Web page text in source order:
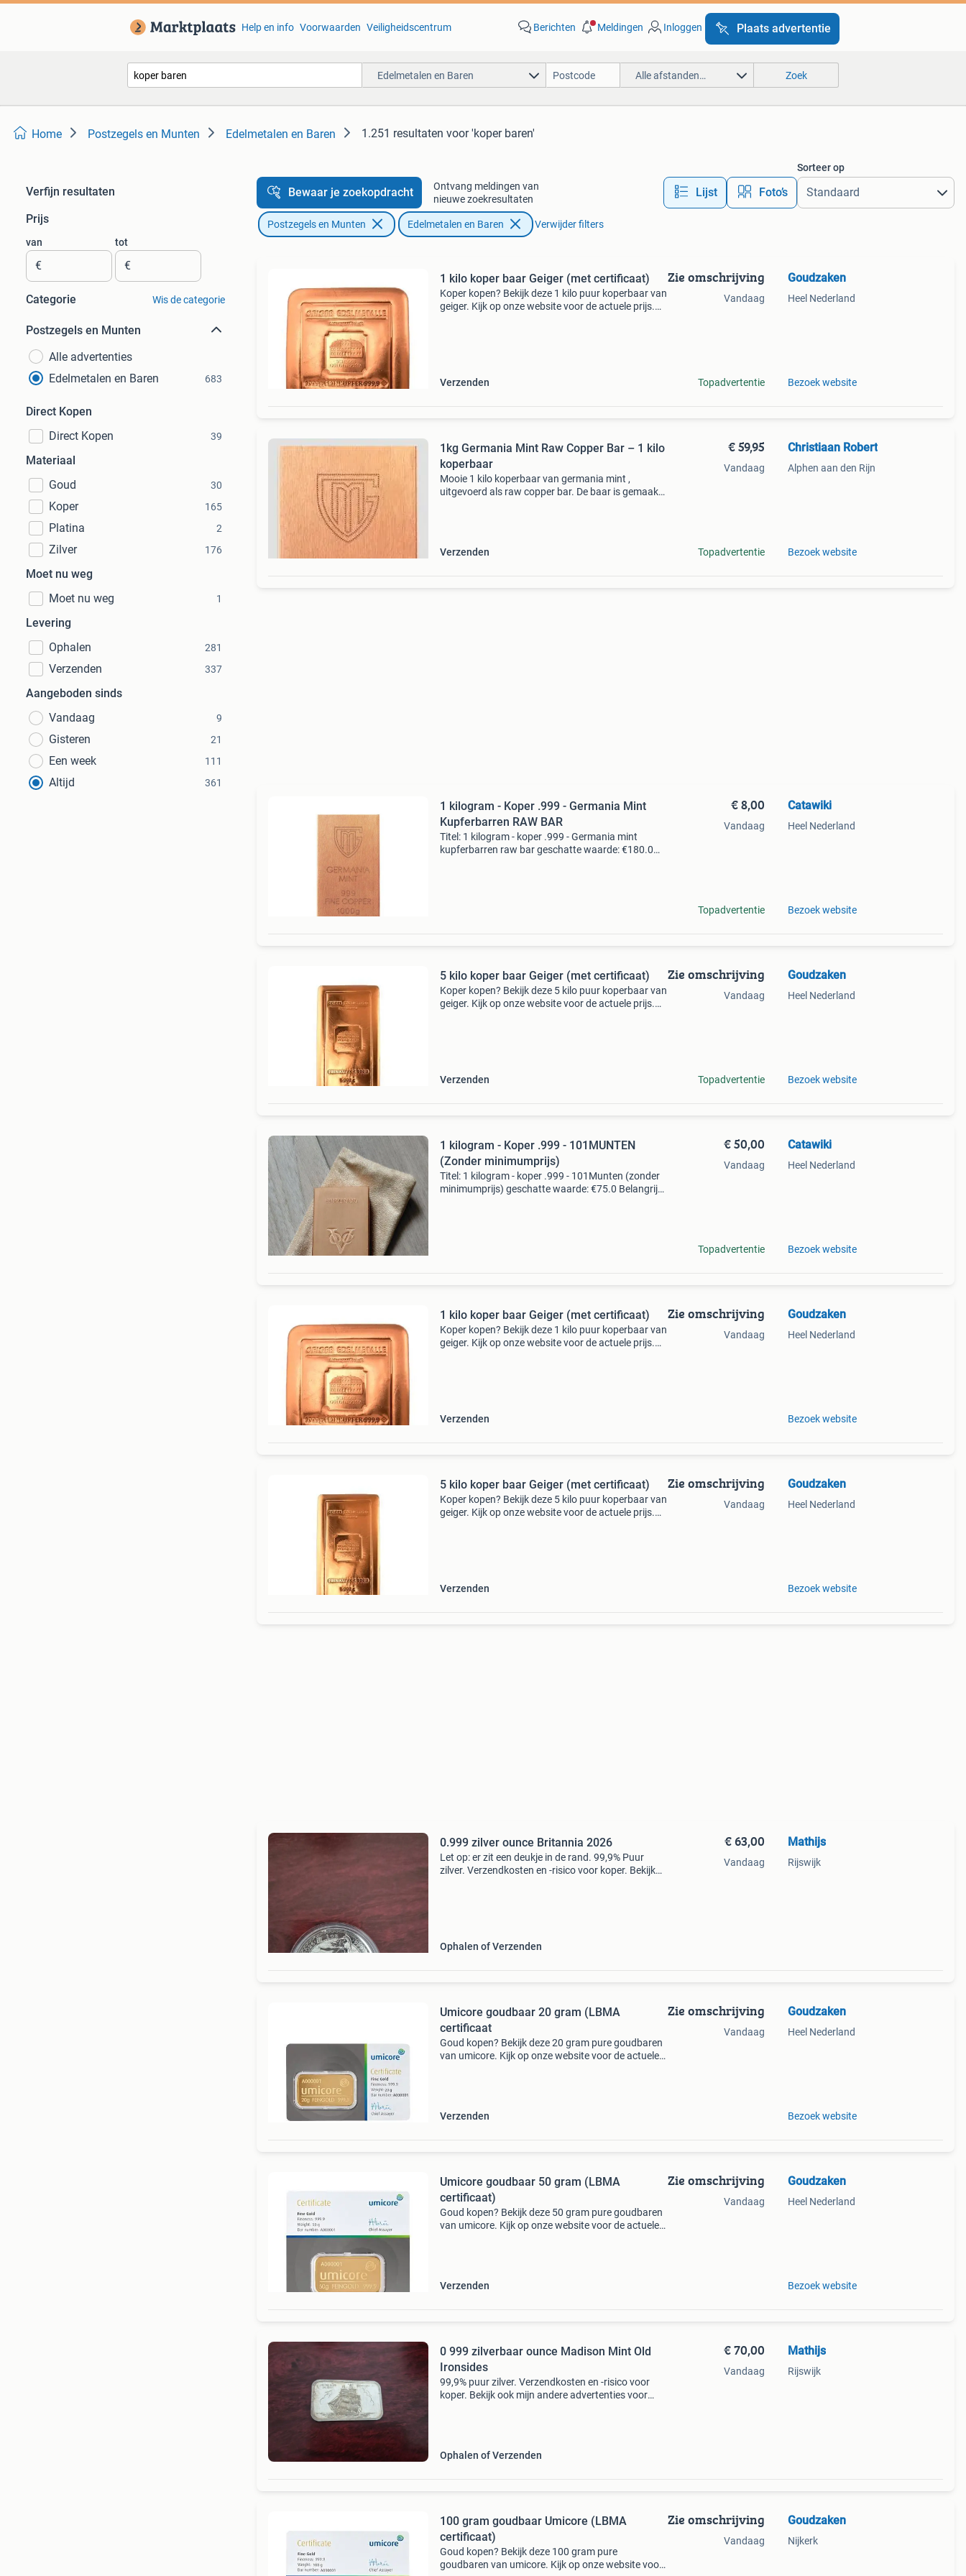
Help en info Voorwaarden Veiligheidscentrum Berichten Meldingen Inloggen Plaats advertentie
Edelmetalen en Baren Alle afstanden… Zoek
Home Postzegels en Munten Edelmetalen en Baren 1.251 resultaten voor 'koper baren'
Verfijn resultaten
Prijs
van
€
tot
€
Categorie Wis de categorie
Postzegels en Munten
Alle advertenties
Edelmetalen en Baren
683
Direct Kopen
Direct Kopen
39
Materiaal
Goud
30
Koper 165
Platina 2
Zilver 176
Moet nu weg
Moet nu weg
1
Levering
Ophalen
281
Verzenden 337
Aangeboden sinds
Vandaag
9
Gisteren 21
Een week 111
Altijd 361
Bewaar je zoekopdracht
Ontvang meldingen van
nieuwe zoekresultaten
Lijst Foto’s
Sorteer op
Postzegels en Munten Edelmetalen en Baren Verwijder filters
1 kilo koper baar Geiger (met certificaat)
Koper kopen? Bekijk deze 1 kilo puur koperbaar van
geiger. Kijk op onze website voor de actuele prijs.
Verzenden
Zie omschrijving
Vandaag
Topadvertentie
Goudzaken
Heel Nederland
Bezoek website
1kg Germania Mint Raw Copper Bar – 1 kilo
koperbaar
Mooie 1 kilo koperbaar van germania mint ,
uitgevoerd als raw copper bar. De baar is gemaakt
Verzenden
€ 59,95
Vandaag
Topadvertentie
Christiaan Robert
Alphen aan den Rijn
Bezoek website
1 kilogram - Koper .999 - Germania Mint
Kupferbarren RAW BAR
Titel: 1 kilogram - koper .999 - Germania mint
kupferbarren raw bar geschatte waarde: €180.0
€ 8,00
Vandaag
Topadvertentie
Catawiki
Heel Nederland
Bezoek website
5 kilo koper baar Geiger (met certificaat)
Koper kopen? Bekijk deze 5 kilo puur koperbaar van
geiger. Kijk op onze website voor de actuele prijs.
Verzenden
Zie omschrijving
Vandaag
Topadvertentie
Goudzaken
Heel Nederland
Bezoek website
1 kilogram - Koper .999 - 101MUNTEN
(Zonder minimumprijs)
Titel: 1 kilogram - koper .999 - 101Munten (zonder
minimumprijs) geschatte waarde: €75.0 Belangrijk:
€ 50,00
Vandaag
Topadvertentie
Catawiki
Heel Nederland
Bezoek website
1 kilo koper baar Geiger (met certificaat)
Koper kopen? Bekijk deze 1 kilo puur koperbaar van
geiger. Kijk op onze website voor de actuele prijs.
Verzenden
Zie omschrijving
Vandaag
Goudzaken
Heel Nederland
Bezoek website
5 kilo koper baar Geiger (met certificaat)
Koper kopen? Bekijk deze 5 kilo puur koperbaar van
geiger. Kijk op onze website voor de actuele prijs.
Verzenden
Zie omschrijving
Vandaag
Goudzaken
Heel Nederland
Bezoek website
0.999 zilver ounce Britannia 2026
Let op: er zit een deukje in de rand. 99,9% Puur
zilver. Verzendkosten en -risico voor koper. Bekijk
Ophalen of Verzenden
€ 63,00
Vandaag
Mathijs
Rijswijk
Umicore goudbaar 20 gram (LBMA
certificaat
Goud kopen? Bekijk deze 20 gram pure goudbaren
van umicore. Kijk op onze website voor de actuele
Verzenden
Zie omschrijving
Vandaag
Goudzaken
Heel Nederland
Bezoek website
Umicore goudbaar 50 gram (LBMA
certificaat)
Goud kopen? Bekijk deze 50 gram pure goudbaren
van umicore. Kijk op onze website voor de actuele
Verzenden
Zie omschrijving
Vandaag
Goudzaken
Heel Nederland
Bezoek website
0 999 zilverbaar ounce Madison Mint Old
Ironsides
99,9% puur zilver. Verzendkosten en -risico voor
koper. Bekijk ook mijn andere advertenties voor
Ophalen of Verzenden
€ 70,00
Vandaag
Mathijs
Rijswijk
100 gram goudbaar Umicore (LBMA
certificaat)
Goud kopen? Bekijk deze 100 gram pure
goudbaren van umicore. Kijk op onze website voor
Zie omschrijving
Vandaag
Goudzaken
Nijkerk